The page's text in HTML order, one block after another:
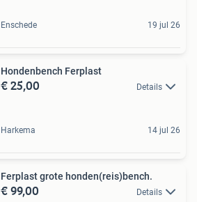
Enschede 19 jul 26
Hondenbench Ferplast
€ 25,00 Details
Harkema 14 jul 26
Ferplast grote honden(reis)bench.
€ 99,00 Details